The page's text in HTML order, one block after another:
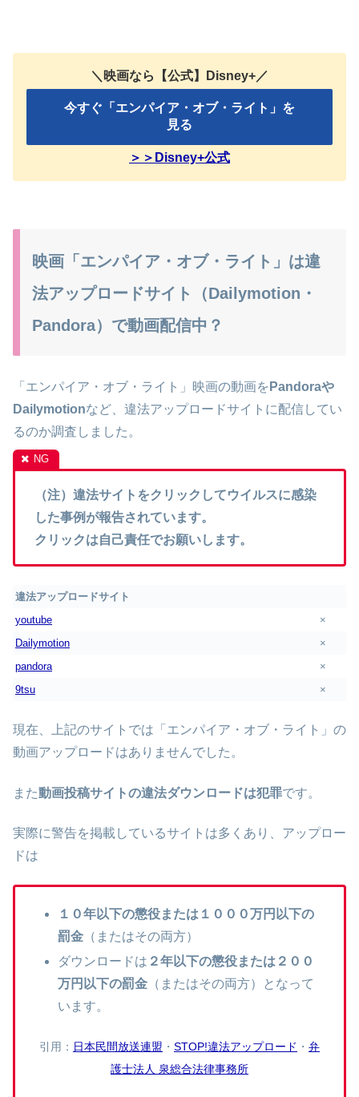
＼映画なら【公式】Disney+／
今すぐ「エンパイア・オブ・ライト」を
見る
＞＞Disney+公式
映画「エンパイア・オブ・ライト」は違
法アップロードサイト（Dailymotion・
Pandora）で動画配信中？
「エンパイア・オブ・ライト」映画の動画を Pandoraや
Dailymotionなど、違法アップロードサイトに配信してい
るのか調査しました。
（注）違法サイトをクリックしてウイルスに感染
した事例が報告されています。
クリックは自己責任でお願いします。
違法アップロードサイト
youtube
×
Dailymotion
×
pandora
×
9tsu
×
現在、上記のサイトでは「エンパイア・オブ・ライト」の
動画アップロードはありませんでした。
また動画投稿サイトの違法ダウンロードは犯罪です。
実際に警告を掲載しているサイトは多くあり、アップロー
ドは
１０年以下の懲役または１０００万円以下の
罰金 （またはその両方）
ダウンロードは ２年以下の懲役または２００
万円以下の罰金 （またはその両方）となって
います。
引用： 日本民間放送連盟 ・ STOP!違法アップロード ・ 弁
護士法人 泉総合法律事務所